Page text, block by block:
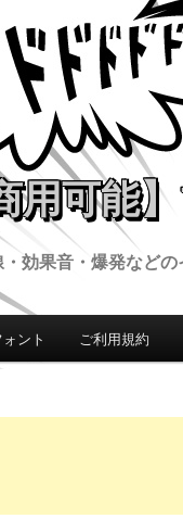
用可能
効果音・爆発など
動ント ご利用規約